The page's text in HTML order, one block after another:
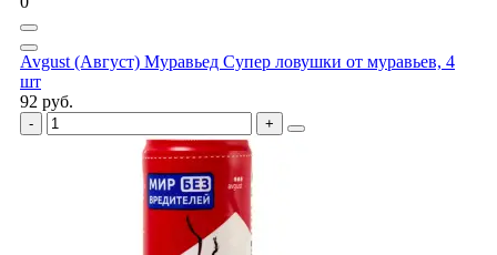
Avgust (Август) Муравьед Супер ловушки от муравьев, 4
шт
92 руб.